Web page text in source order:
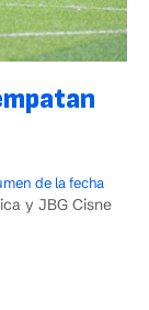
de la fecha
y JBG Cisne